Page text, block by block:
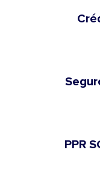
PPR